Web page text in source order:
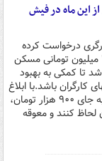
از این ماه در فیش
درخواست کرده
بودند،تصویب کمک هزینه ۳ میلیون تومانی مسکن
شد تا کمکی به بهبود
باشد.با ابلاغ
مصوبه افزایش حق مسکن،کارفرمایان باید از این ماه به جای ۹۰۰ هزار تومان،
لحاظ کنند و معوقه